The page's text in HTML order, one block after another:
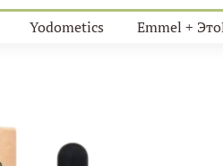
Yodometics
Emmel +